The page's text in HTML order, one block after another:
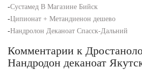
-Сустамед В Магазине Бийск
-Ципионат + Метандиенон дешево
-Нандролон Деканоат Спасск-Дальний
Комментарии к
Нандродон деканоат